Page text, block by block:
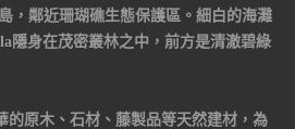
，鄰近珊瑚礁生態保護區。細白的海灘
隱身在茂密叢林之中，前方是清澈碧綠
的原木、石材、藤製品等天然建材，為